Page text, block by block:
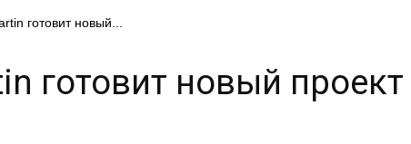
готовит новый...
готовит новый проект